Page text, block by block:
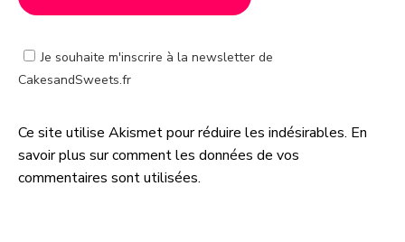
Je souhaite m'inscrire à la newsletter de
CakesandSweets.fr
A
l
t
Ce site utilise Akismet pour réduire les indésirables. En
savoir plus sur comment les données de vos
commentaires sont utilisées.